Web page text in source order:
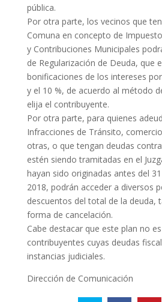
pública.
Por otra parte, los vecinos que
Comuna en concepto de
y Contribuciones Municipales
de Regularización de Deuda, que
bonificaciones de los intereses
y el 10 %, de acuerdo al método
elija el contribuyente.
Por otra parte, para quienes
Infracciones de Tránsito,
otras, o que tengan deudas
estén siendo tramitadas en el
hayan sido originadas antes del
2018, podrán acceder a diversos
descuentos del total de la deuda,
forma de cancelación.
Cabe destacar que este plan no
contribuyentes cuyas deudas
instancias judiciales.
Dirección de Comunicación